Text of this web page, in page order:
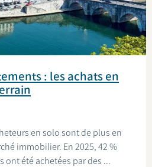
: les achats en
en solo sont de plus en
immobilier. En 2025, 42 %
été achetées par des ...